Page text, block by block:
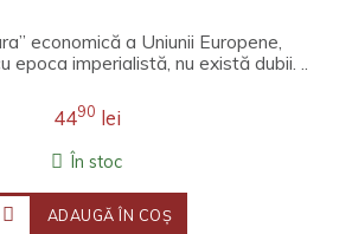
economică a Uniunii Europene,
epoca imperialistă, nu există dubii. ..
4490 lei
În stoc
ADAUGĂ ÎN COŞ